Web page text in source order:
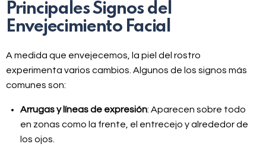
Principales Signos del
Envejecimiento Facial
A medida que envejecemos, la piel del rostro
experimenta varios cambios. Algunos de los signos más
comunes son:
Arrugas y líneas de expresión: Aparecen sobre todo
en zonas como la frente, el entrecejo y alrededor de
los ojos.